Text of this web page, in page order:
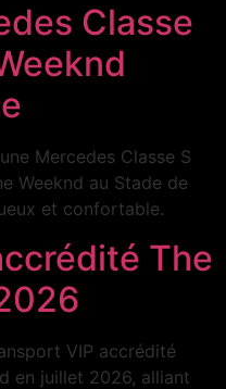
Classe
Mercedes Classe S
Weeknd au Stade de
et confortable.
The
VIP accrédité
en juillet 2026, alliant